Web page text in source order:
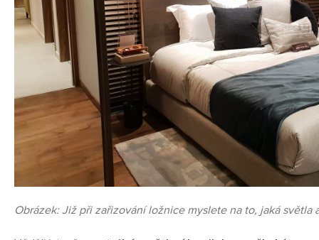
Obrázek: Již při zařizování ložnice myslete na to, jaká světla